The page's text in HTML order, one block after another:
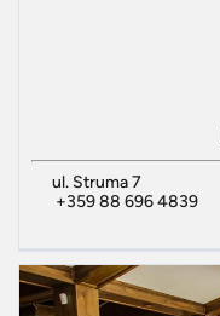
ul. Struma 7
+359 88 696 4839